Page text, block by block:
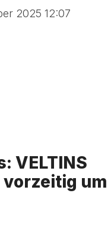
2025 12:07
VELTINS
um